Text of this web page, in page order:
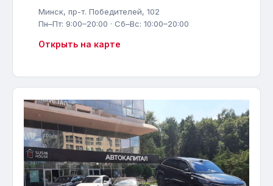
Минск, пр-т. Победителей, 102
Пн–Пт: 9:00–20:00 · Сб–Вс: 10:00–20:00
Открыть на карте